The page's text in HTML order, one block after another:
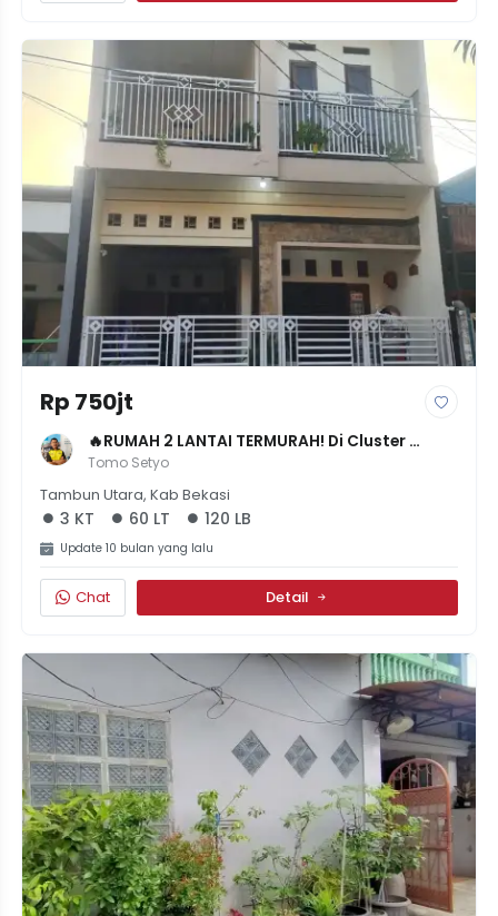
Rp 750jt
🔥RUMAH 2 LANTAI TERMURAH! Di Cluster
Mutiara Gading Riviera, 700 Jutaan Nego!
Siap Huni.
Tomo Setyo
Tambun Utara, Kab Bekasi
3 KT 60 LT 120 LB
Update 10 bulan yang lalu
Chat Detail